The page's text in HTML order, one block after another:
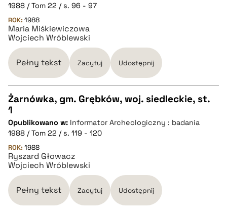
pobierz cytat
BIBTEX
pobierz cytat
1988 / Tom 22 / s. 96 - 97
ROK: 1988
Maria Miśkiewiczowa
Wojciech Wróblewski
Pełny tekst Zacytuj Udostępnij
CZYSTY TEKST
pobierz cytat
BIBTEX
pobierz cytat
Żarnówka, gm. Grębków, woj. siedleckie, st.
1
Opublikowano w: Informator Archeologiczny : badania
1988 / Tom 22 / s. 119 - 120
ROK: 1988
Ryszard Głowacz
Wojciech Wróblewski
Pełny tekst Zacytuj Udostępnij